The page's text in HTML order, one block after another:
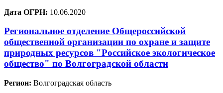
Дата ОГРН: 10.06.2020
Региональное отделение Общероссийской
общественной организации по охране и защите
природных ресурсов "Российское экологическое
общество" по Волгоградской области
Регион: Волгоградская область